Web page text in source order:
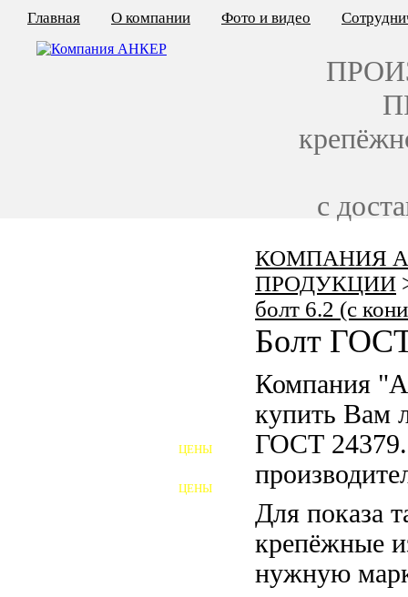
КОМПАНИЯ
ПРОДУКЦИИ
болт 6.2 (с
Болт
Компания
купить Вам
ГОСТ
Для показа
крепёжные
нужную
ЦЕНЫ
ЦЕНЫ
ШАЙБЫ ФУНДАМЕНТНЫЕ
Главная О компании Фото и видео
с